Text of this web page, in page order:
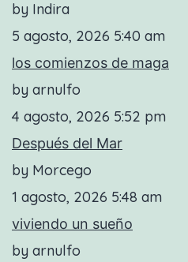
by Indira
5 agosto, 2026 5:40 am
los comienzos de maga
by arnulfo
4 agosto, 2026 5:52 pm
Después del Mar
by Morcego
1 agosto, 2026 5:48 am
viviendo un sueño
by arnulfo